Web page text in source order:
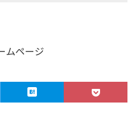
ムページ